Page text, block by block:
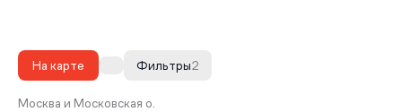
На карте 2
Фильтры
Москва и Московская о.